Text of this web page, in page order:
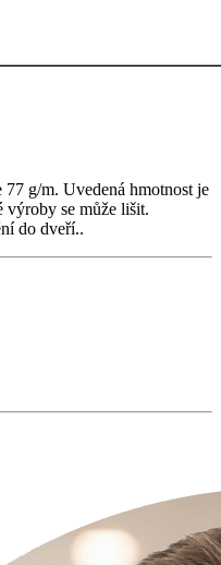
g/m. Uvedená hmotnost je
výroby se může lišit.
do dveří..